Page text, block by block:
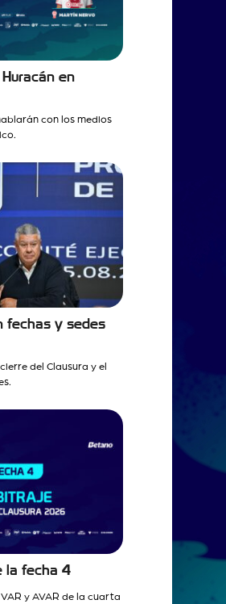
en
con los medios
fechas y sedes
del Clausura y el
la fecha 4
y AVAR de la cuarta